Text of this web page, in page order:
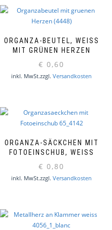
ORGANZA-BEUTEL, WEISS M
IT GRÜNEN HERZEN
€ 0,60
inkl. MwSt.zzgl. Versandkosten
ORGANZA-SÄCKCHEN MIT
FOTOEINSCHUB, WEISS
€ 0,80
inkl. MwSt.zzgl. Versandkosten